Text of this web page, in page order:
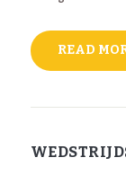
READ